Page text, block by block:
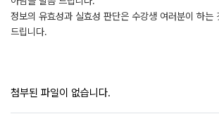
정보의 유효성과 실효성 판단은 수강생 여러분이 하는
드립니다.
첨부된 파일이 없습니다.